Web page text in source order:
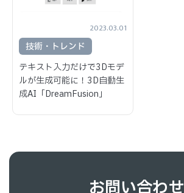
2023.03.01
技術・トレンド
テキスト入力だけで3Dモデ
ルが生成可能に！3D自動生
成AI「DreamFusion」
お問い合わせ